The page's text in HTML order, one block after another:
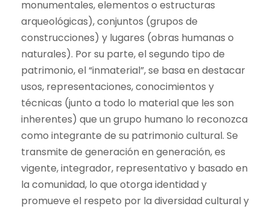
monumentales, elementos o estructuras
arqueológicas), conjuntos (grupos de
construcciones) y lugares (obras humanas o
naturales). Por su parte, el segundo tipo de
patrimonio, el “inmaterial”, se basa en destacar
usos, representaciones, conocimientos y
técnicas (junto a todo lo material que les son
inherentes) que un grupo humano lo reconozca
como integrante de su patrimonio cultural. Se
transmite de generación en generación, es
vigente, integrador, representativo y basado en
la comunidad, lo que otorga identidad y
promueve el respeto por la diversidad cultural y